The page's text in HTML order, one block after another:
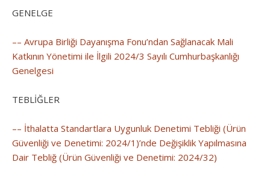
GENELGE
–– Avrupa Birliği Dayanışma Fonu’ndan Sağlanacak Mali
Katkının Yönetimi ile İlgili 2024/3 Sayılı Cumhurbaşkanlığı
Genelgesi
TEBLİĞLER
–– İthalatta Standartlara Uygunluk Denetimi Tebliği (Ürün
Güvenliği ve Denetimi: 2024/1)’nde Değişiklik Yapılmasına
Dair Tebliğ (Ürün Güvenliği ve Denetimi: 2024/32)